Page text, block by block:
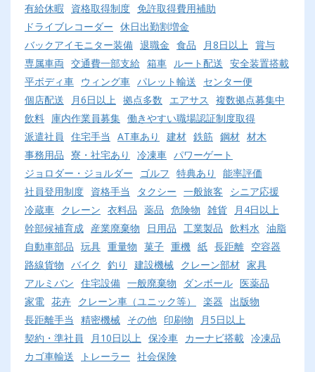
有給休暇
資格取得制度 免許取得費用補助
ドライブレコーダー 休日出勤割増金
バックアイモニター装備 退職金 食品 月8日以上
賞与
専属車両 交通費一部支給 箱車 ルート配送 安全装置搭載
平ボディ車 ウィング車 パレット輸送
センター便
個店配送
月6日以上 拠点多数 エアサス
複数拠点募集中
飲料 庫内作業員募集 働きやすい職場認証制度取得
派遣社員
住宅手当 AT車あり 建材 鉄筋 鋼材 材木
事務用品 寮・社宅あり 冷凍車 パワーゲート
ジョロダー・ジョルダー
ゴルフ 特典あり
能率評価
社員登用制度 資格手当 タクシー 一般旅客
シニア応援
冷蔵車 クレーン 衣料品 薬品 危険物 雑貨
月4日以上
幹部候補育成 産業廃棄物 日用品 工業製品 飲料水 油脂
自動車部品 玩具 重量物 菓子 重機 紙 長距離 空容器
路線貨物 バイク 釣り 建設機械 クレーン部材 家具
アルミバン 住宅設備 一般廃棄物 ダンボール 医薬品
家電 花卉 クレーン車（ユニック等） 楽器
出版物
長距離手当
精密機械 その他 印刷物
月5日以上
契約・準社員
月10日以上 保冷車 カーナビ搭載 冷凍品
カゴ車輸送
トレーラー 社会保険